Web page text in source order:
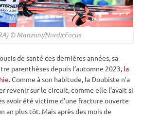
© Manzoni/NordicFocus
de santé ces dernières années, sa
parenthèses depuis l’automne 2023, la
. Comme à son habitude, la Doubiste n’a
revenir sur le circuit, comme elle l’avait si
avoir été victime d’une fracture ouverte
an plus tôt. Mais après des mois de